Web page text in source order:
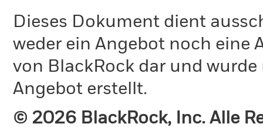
Dieses Dokument dient
weder ein Angebot noch eine
von BlackRock dar und
Angebot erstellt.
© 2026 BlackRock, Inc. Alle